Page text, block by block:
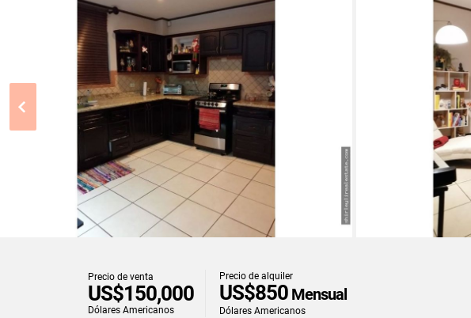
Precio de venta
US$150,000
Dólares Americanos
Precio de alquiler
US$850 Mensual
Dólares Americanos